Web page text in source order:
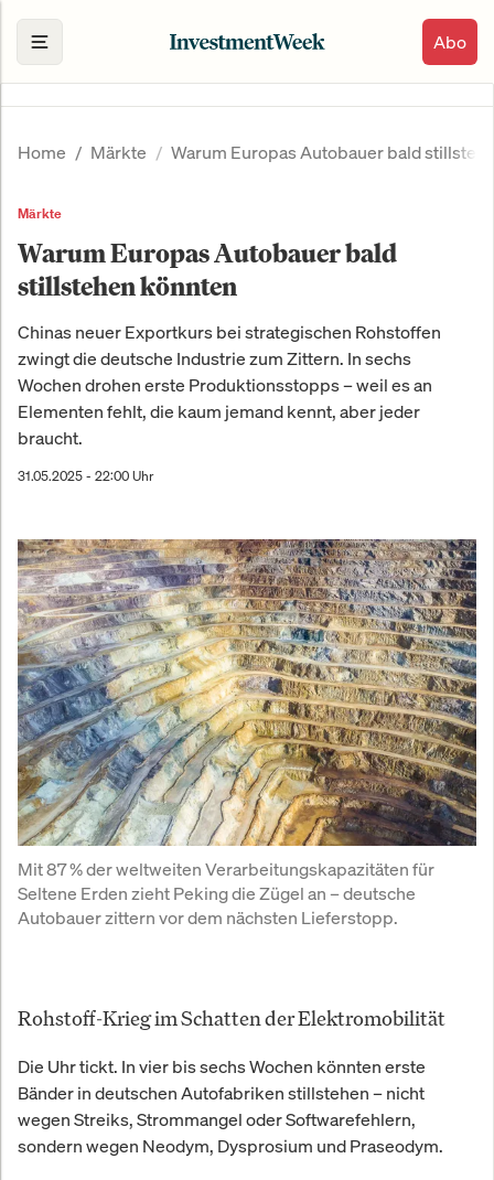
Abo
Home Märkte Warum Europas Autobauer bald
Märkte
Warum Europas Autobauer bald
stillstehen könnten
Chinas neuer Exportkurs bei strategischen Rohstoffen
zwingt die deutsche Industrie zum Zittern. In sechs
Wochen drohen erste Produktionsstopps – weil es an
Elementen fehlt, die kaum jemand kennt, aber jeder
braucht.
31.05.2025 - 22:00 Uhr
Mit 87 % der weltweiten Verarbeitungskapazitäten für
Seltene Erden zieht Peking die Zügel an – deutsche
Autobauer zittern vor dem nächsten Lieferstopp.
Rohstoff-Krieg im Schatten der Elektromobilität
Die Uhr tickt. In vier bis sechs Wochen könnten erste
Bänder in deutschen Autofabriken stillstehen – nicht
wegen Streiks, Strommangel oder Softwarefehlern,
sondern wegen Neodym, Dysprosium und Praseodym.